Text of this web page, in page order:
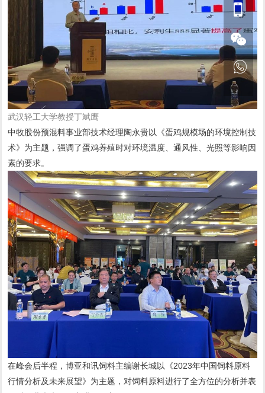
武汉轻工大学教授丁斌鹰
中牧股份预混料事业部技术经理陶永贵以《蛋鸡规模场的环境控制技
术》为主题，强调了蛋鸡养殖时对环境温度、通风性、光照等影响因
素的要求。
在峰会后半程，博亚和讯饲料主编谢长城以《2023年中国饲料原料
行情分析及未来展望》为主题，对饲料原料进行了全方位的分析并表